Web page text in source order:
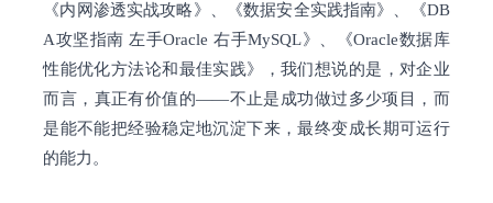
《内网渗透实战攻略》
、《数据安全实践指南》、《DB
A攻坚指南 左手Oracle 右手MySQL》、
《Oracle数据库
性能优化方法论和最佳实践》
，我们想说的是，对企业
而言，真正有价值的——不止是成功做过多少项目，而
是能不能把经验稳定地沉淀下来，最终变成长期可运行
的能力。